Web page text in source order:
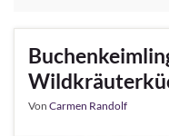
Von Carmen Randolf